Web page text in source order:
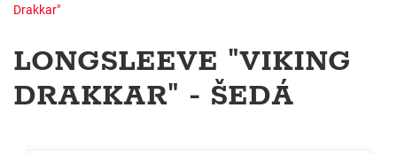
Drakkar"
LONGSLEEVE "VIKING
DRAKKAR" - ŠEDÁ